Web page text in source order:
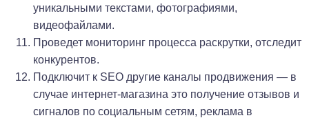
уникальными текстами, фотографиями,
видеофайлами.
Проведет мониторинг процесса раскрутки, отследит
конкурентов.
Подключит к SEO другие каналы продвижения — в
случае интернет-магазина это получение отзывов и
сигналов по социальным сетям, реклама в